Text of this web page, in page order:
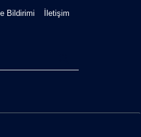
Bildirimi İletişim